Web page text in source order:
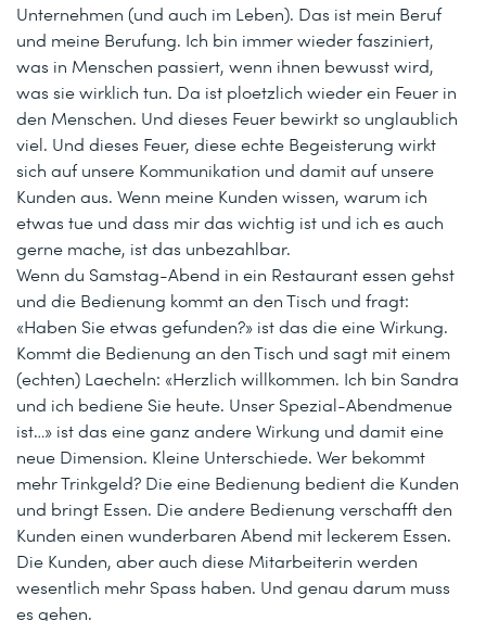
Unternehmen (und auch im Leben). Das ist mein Beruf
und meine Berufung. Ich bin immer wieder fasziniert,
was in Menschen passiert, wenn ihnen bewusst wird,
was sie wirklich tun. Da ist ploetzlich wieder ein Feuer in
den Menschen. Und dieses Feuer bewirkt so unglaublich
viel. Und dieses Feuer, diese echte Begeisterung wirkt
sich auf unsere Kommunikation und damit auf unsere
Kunden aus. Wenn meine Kunden wissen, warum ich
etwas tue und dass mir das wichtig ist und ich es auch
gerne mache, ist das unbezahlbar.
Wenn du Samstag-Abend in ein Restaurant essen gehst
und die Bedienung kommt an den Tisch und fragt:
«Haben Sie etwas gefunden?» ist das die eine Wirkung.
Kommt die Bedienung an den Tisch und sagt mit einem
(echten) Laecheln: «Herzlich willkommen. Ich bin Sandra
und ich bediene Sie heute. Unser Spezial-Abendmenue
ist…» ist das eine ganz andere Wirkung und damit eine
neue Dimension. Kleine Unterschiede. Wer bekommt
mehr Trinkgeld? Die eine Bedienung bedient die Kunden
und bringt Essen. Die andere Bedienung verschafft den
Kunden einen wunderbaren Abend mit leckerem Essen.
Die Kunden, aber auch diese Mitarbeiterin werden
wesentlich mehr Spass haben. Und genau darum muss
es gehen.